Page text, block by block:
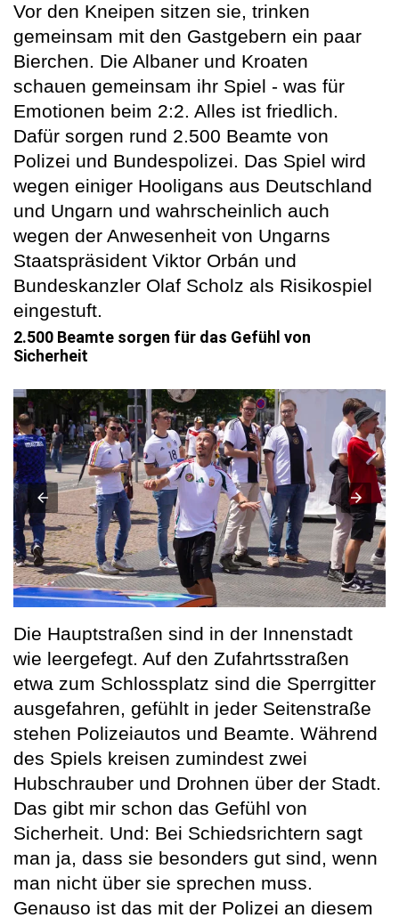
Vor den Kneipen sitzen sie, trinken
gemeinsam mit den Gastgebern ein paar
Bierchen. Die Albaner und Kroaten
schauen gemeinsam ihr Spiel - was für
Emotionen beim 2:2. Alles ist friedlich.
Dafür sorgen rund 2.500 Beamte von
Polizei und Bundespolizei. Das Spiel wird
wegen einiger Hooligans aus Deutschland
und Ungarn und wahrscheinlich auch
wegen der Anwesenheit von Ungarns
Staatspräsident Viktor Orbán und
Bundeskanzler Olaf Scholz als Risikospiel
eingestuft.
2.500 Beamte sorgen für das Gefühl von
Sicherheit
Die Hauptstraßen sind in der Innenstadt
wie leergefegt. Auf den Zufahrtsstraßen
etwa zum Schlossplatz sind die Sperrgitter
ausgefahren, gefühlt in jeder Seitenstraße
stehen Polizeiautos und Beamte. Während
des Spiels kreisen zumindest zwei
Hubschrauber und Drohnen über der Stadt.
Das gibt mir schon das Gefühl von
Sicherheit. Und: Bei Schiedsrichtern sagt
man ja, dass sie besonders gut sind, wenn
man nicht über sie sprechen muss.
Genauso ist das mit der Polizei an diesem